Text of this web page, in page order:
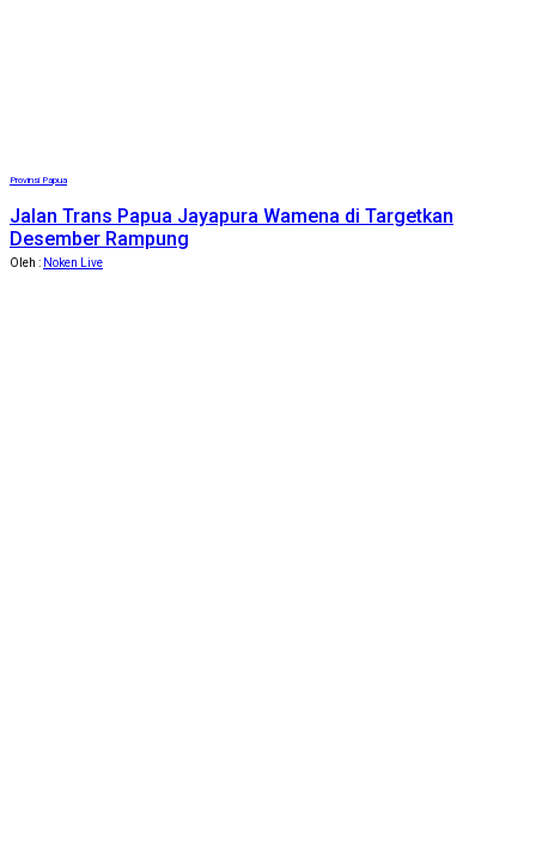
Provinsi Papua
Jalan Trans Papua Jayapura Wamena di Targetkan
Desember Rampung
Oleh : Noken Live